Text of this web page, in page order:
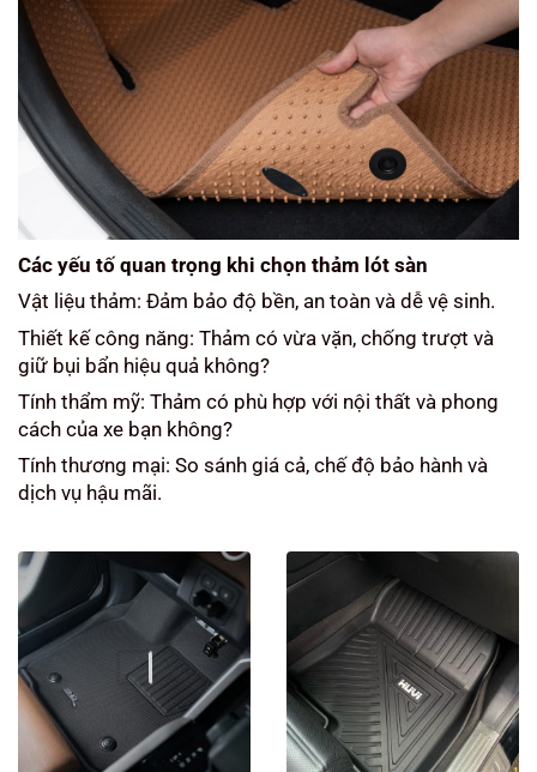
Các yếu tố quan trọng khi chọn thảm lót sàn
Vật liệu thảm: Đảm bảo độ bền, an toàn và dễ vệ sinh.
Thiết kế công năng: Thảm có vừa vặn, chống trượt và
giữ bụi bẩn hiệu quả không?
Tính thẩm mỹ: Thảm có phù hợp với nội thất và phong
cách của xe bạn không?
Tính thương mại: So sánh giá cả, chế độ bảo hành và
dịch vụ hậu mãi.